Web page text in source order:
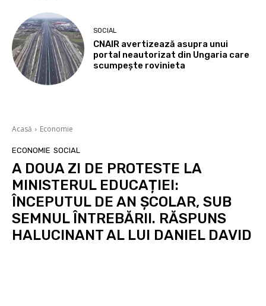
SOCIAL
CNAIR avertizează asupra unui
portal neautorizat din Ungaria care
scumpește rovinieta